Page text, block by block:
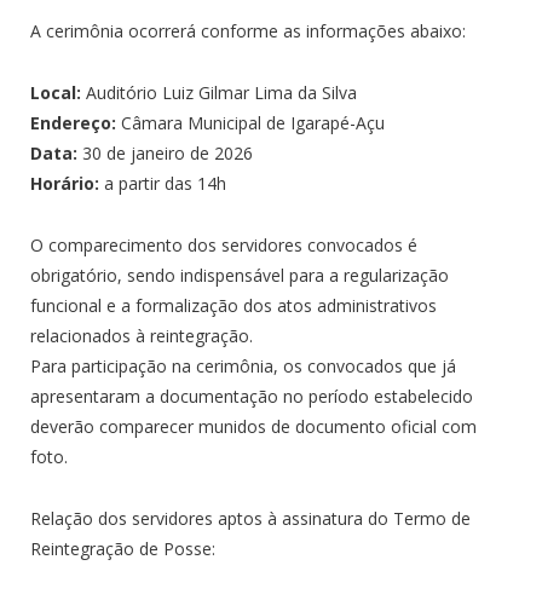
A cerimônia ocorrerá conforme as informações abaixo:
Local: Auditório Luiz Gilmar Lima da Silva
Endereço: Câmara Municipal de Igarapé-Açu
Data: 30 de janeiro de 2026
Horário: a partir das 14h
O comparecimento dos servidores convocados é
obrigatório, sendo indispensável para a regularização
funcional e a formalização dos atos administrativos
relacionados à reintegração.
Para participação na cerimônia, os convocados que já
apresentaram a documentação no período estabelecido
deverão comparecer munidos de documento oficial com
foto.
Relação dos servidores aptos à assinatura do Termo de
Reintegração de Posse: